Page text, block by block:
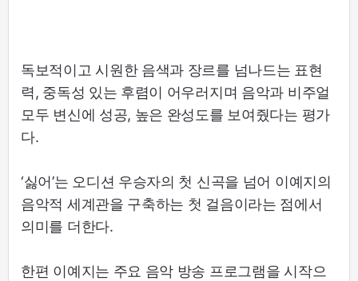
독보적이고 시원한 음색과 장르를 넘나드는 표현
력, 중독성 있는 후렴이 어우러지며 음악과 비주얼
모두 변신에 성공, 높은 완성도를 보여줬다는 평가
다.
‘싫어’는 오디션 우승자의 첫 신곡을 넘어 이예지의
음악적 세계관을 구축하는 첫 걸음이라는 점에서
의미를 더한다.
한편 이예지는 주요 음악 방송 프로그램을 시작으